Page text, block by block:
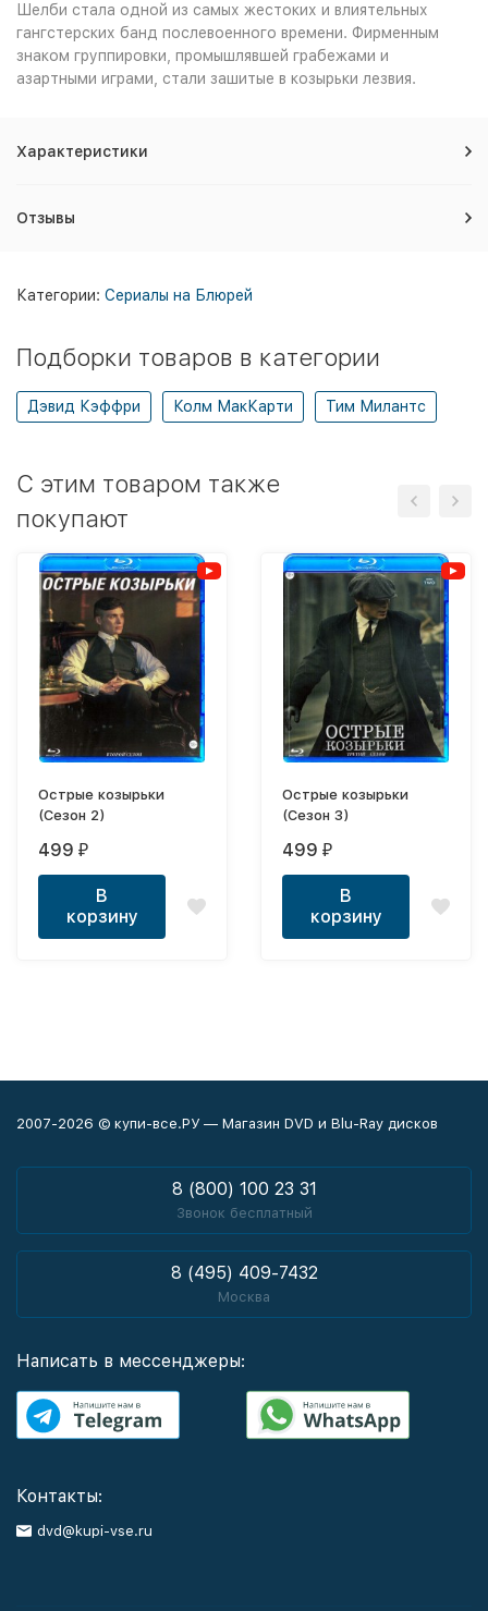
Шелби стала одной из самых жестоких и влиятельных
гангстерских банд послевоенного времени. Фирменным
знаком группировки, промышлявшей грабежами и
азартными играми, стали зашитые в козырьки лезвия.
Характеристики
Отзывы
Категории: Сериалы на Блюрей
Подборки товаров в категории
Дэвид Кэффри Колм МакКарти Тим Милантс
C этим товаром также
покупают
Острые козырьки
(Сезон 2)
499 ₽
В
корзину
Острые козырьки
(Сезон 3)
499 ₽
В
корзину
2007-2026 © купи-все.РУ — Магазин DVD и Blu-Ray дисков
8 (800) 100 23 31
Звонок бесплатный
8 (495) 409-7432
Москва
Написать в мессенджеры:
Контакты:
dvd@kupi-vse.ru